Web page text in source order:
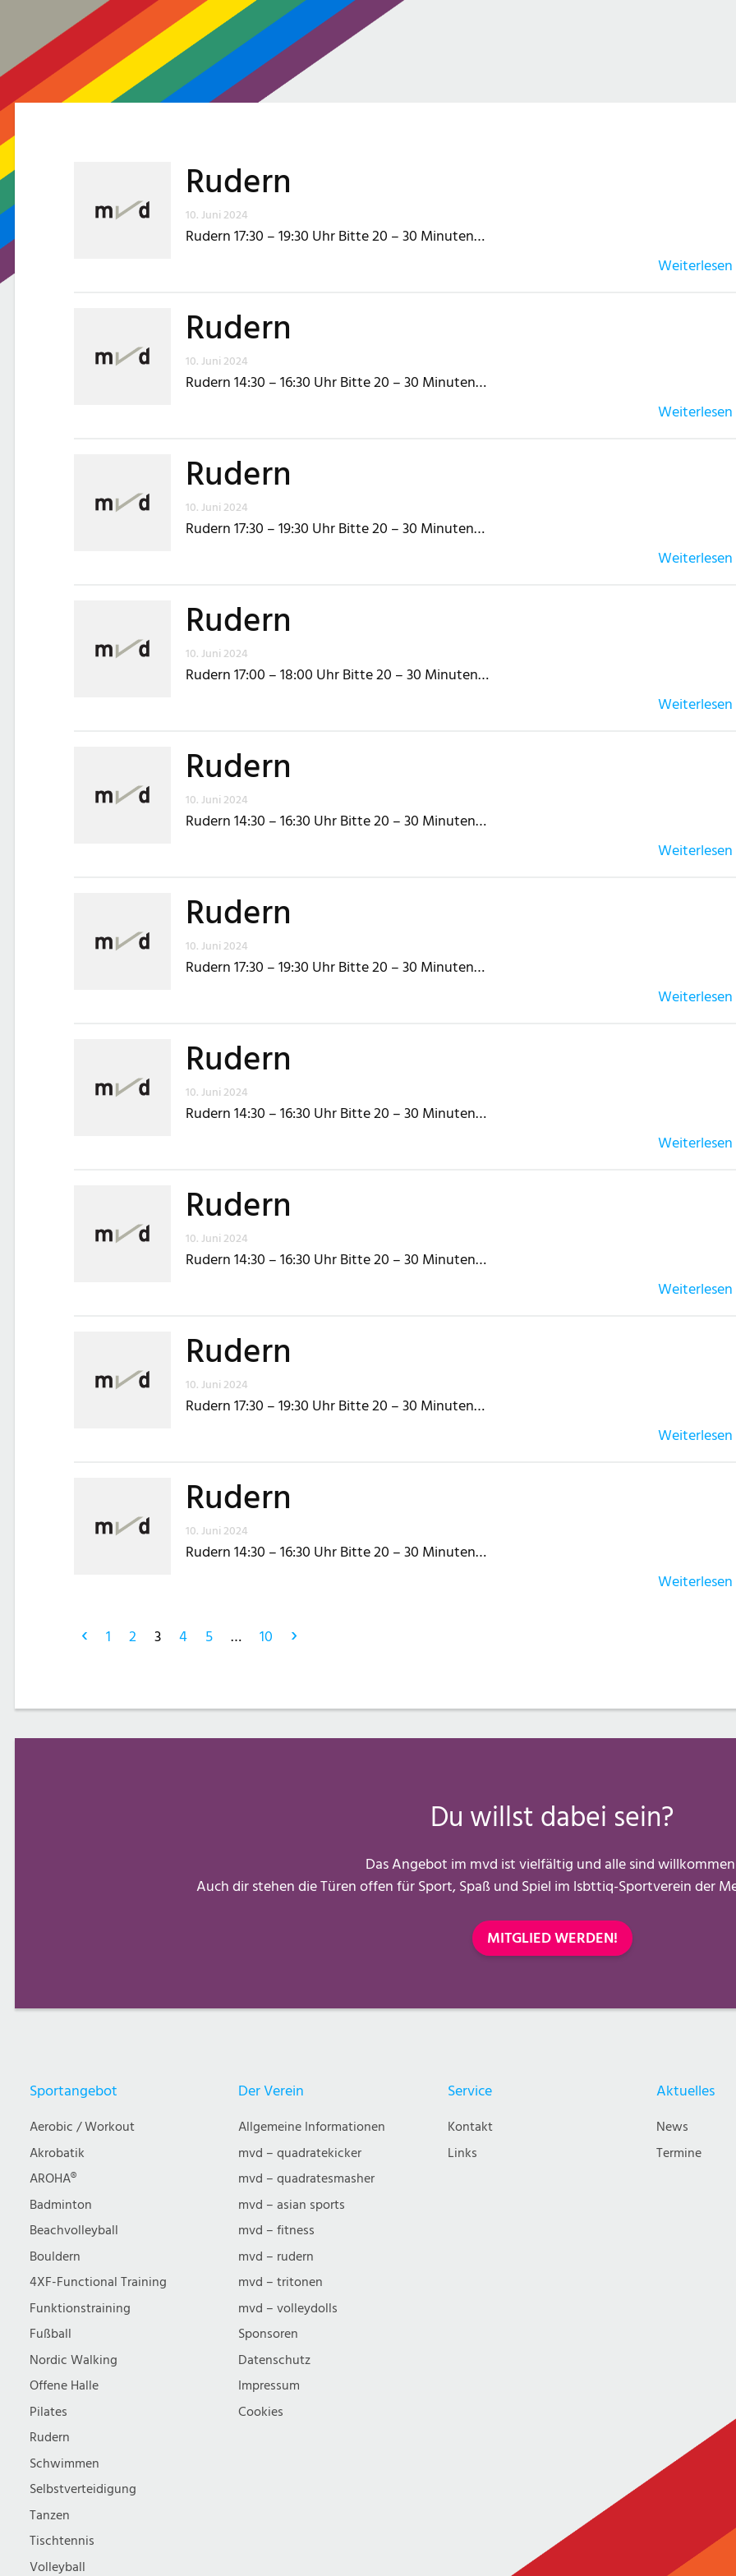
Rudern
10. Juni 2024
Rudern 17:30 – 19:30 Uhr Bitte 20 – 30 Minuten…
Rudern
10. Juni 2024
Rudern 14:30 – 16:30 Uhr Bitte 20 – 30 Minuten…
Rudern
10. Juni 2024
Rudern 17:30 – 19:30 Uhr Bitte 20 – 30 Minuten…
Rudern
10. Juni 2024
Rudern 17:00 – 18:00 Uhr Bitte 20 – 30 Minuten…
Rudern
10. Juni 2024
Rudern 14:30 – 16:30 Uhr Bitte 20 – 30 Minuten…
Rudern
10. Juni 2024
Rudern 17:30 – 19:30 Uhr Bitte 20 – 30 Minuten…
Rudern
10. Juni 2024
Rudern 14:30 – 16:30 Uhr Bitte 20 – 30 Minuten…
Rudern
10. Juni 2024
Rudern 14:30 – 16:30 Uhr Bitte 20 – 30 Minuten…
Rudern
10. Juni 2024
Rudern 17:30 – 19:30 Uhr Bitte 20 – 30 Minuten…
Rudern
10. Juni 2024
Rudern 14:30 – 16:30 Uhr Bitte 20 – 30 Minuten…
‹ 1 2 3 4 5 … 10 ›
Du willst dabei sein?
Das Angebot im mvd ist vielfältig und alle sind
Auch dir stehen die Türen offen für Sport, Spaß und Spiel im lsbttiq-Sportverein der
MITGLIED WERDEN!
Sportangebot
Aerobic / Workout
Akrobatik
AROHA®
Badminton
Beachvolleyball
Bouldern
4XF-Functional Training
Funktionstraining
Fußball
Nordic Walking
Offene Halle
Pilates
Rudern
Schwimmen
Selbstverteidigung
Tanzen
Tischtennis
Volleyball
Der Verein
Allgemeine Informationen
mvd – quadratekicker
mvd – quadratesmasher
mvd – asian sports
mvd – fitness
mvd – rudern
mvd – tritonen
mvd – volleydolls
Sponsoren
Datenschutz
Impressum
Cookies
Service
Kontakt
Links
Aktuelles
News
Termine